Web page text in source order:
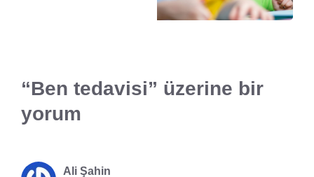
“Ben tedavisi” üzerine bir
yorum
Ali Şahin